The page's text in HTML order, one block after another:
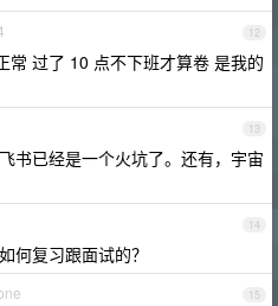
12
常 过了 10 点不下班才算卷 是我的
13
书已经是一个火坑了。还有，宇宙
14
何复习跟面试的？
15